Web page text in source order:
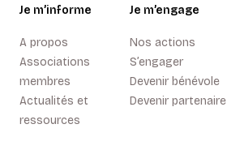
Je m’informe
A propos
Associations
membres
Actualités et
ressources
Je m’engage
Nos actions
S’engager
Devenir bénévole
Devenir partenaire